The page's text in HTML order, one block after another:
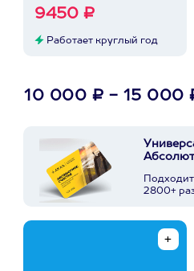
9450 ₽
Работает круглый год
10 000 ₽ - 15 000
2800+